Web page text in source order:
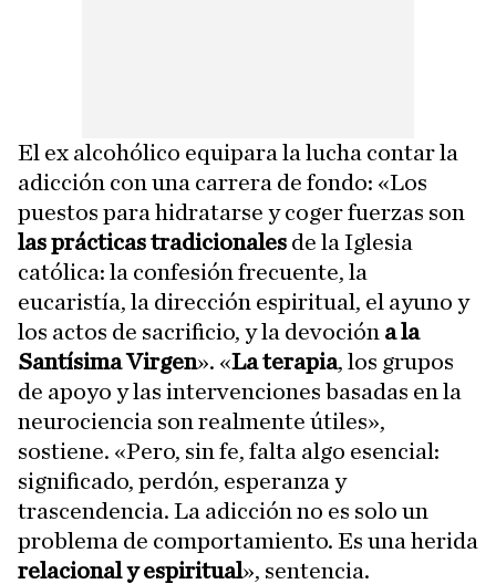
El ex alcohólico equipara la lucha contar la
adicción con una carrera de fondo: «Los
puestos para hidratarse y coger fuerzas son
las prácticas tradicionales de la Iglesia
católica: la confesión frecuente, la
eucaristía, la dirección espiritual, el ayuno y
los actos de sacrificio, y la devoción a la
Santísima Virgen». «La terapia, los grupos
de apoyo y las intervenciones basadas en la
neurociencia son realmente útiles»,
sostiene. «Pero, sin fe, falta algo esencial:
significado, perdón, esperanza y
trascendencia. La adicción no es solo un
problema de comportamiento. Es una herida
relacional y espiritual», sentencia.